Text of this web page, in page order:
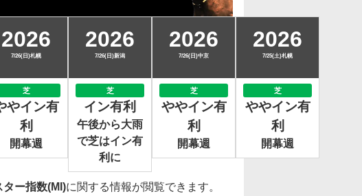
2026
7/26(日)札幌
芝
やイン有
利
開幕週
2026
7/26(日)新潟
芝
イン有利
午後から大雨
で芝はイン有
利に
2026
7/26(日)中京
芝
ややイン有
利
開幕週
2026
7/25(土)札幌
芝
ややイン有
利
開幕週
ター指数(MI)に関する情報が閲覧できます。